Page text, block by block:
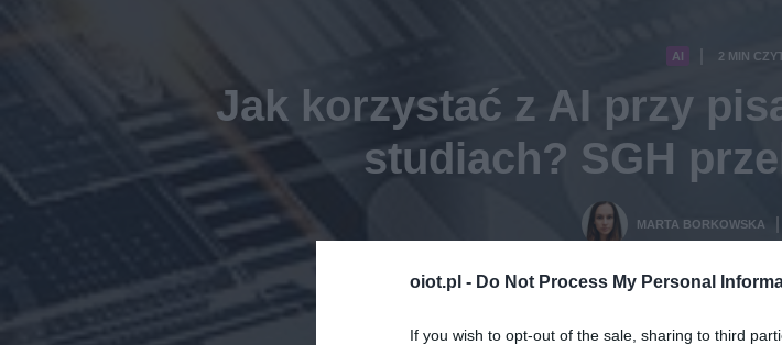
oiot.pl - Do Not Process My Personal
If you wish to opt-out of the sale, sharing to third
AI 2 MIN
Jak korzystać z AI przy
studiach? SGH
MARTA BORKOWSKA